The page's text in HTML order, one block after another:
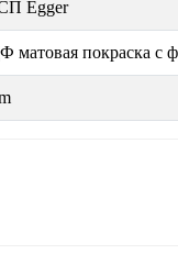
Egger
матовая покраска с